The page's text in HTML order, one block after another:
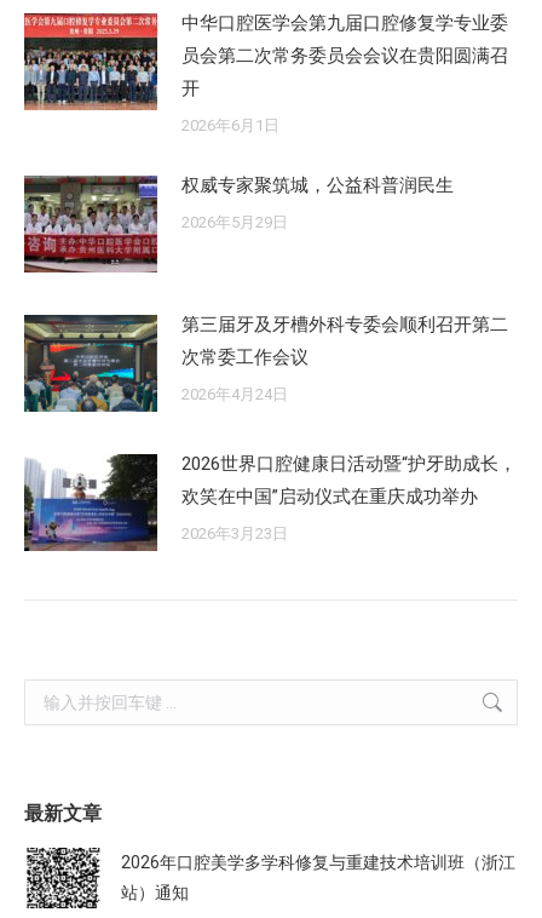
中华口腔医学会第九届口腔修复学专业委
员会第二次常务委员会会议在贵阳圆满召
开
2026年6月1日
权威专家聚筑城，公益科普润民生
2026年5月29日
第三届牙及牙槽外科专委会顺利召开第二
次常委工作会议
2026年4月24日
2026世界口腔健康日活动暨“护牙助成长，
欢笑在中国”启动仪式在重庆成功举办
2026年3月23日
Search:
最新文章
2026年口腔美学多学科修复与重建技术培训班（浙江
站）通知